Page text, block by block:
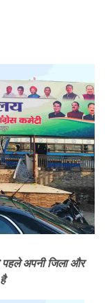
पहले अपनी जिला और